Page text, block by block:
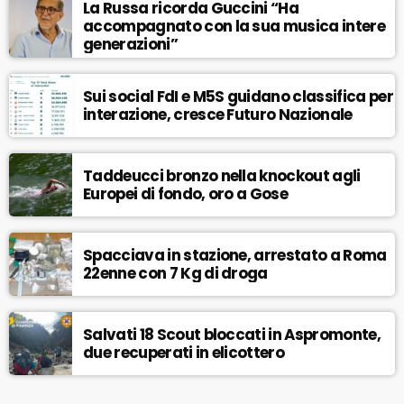
La Russa ricorda Guccini “Ha
accompagnato con la sua musica intere
generazioni”
Sui social FdI e M5S guidano classifica per
interazione, cresce Futuro Nazionale
Taddeucci bronzo nella knockout agli
Europei di fondo, oro a Gose
Spacciava in stazione, arrestato a Roma
22enne con 7 Kg di droga
Salvati 18 Scout bloccati in Aspromonte,
due recuperati in elicottero